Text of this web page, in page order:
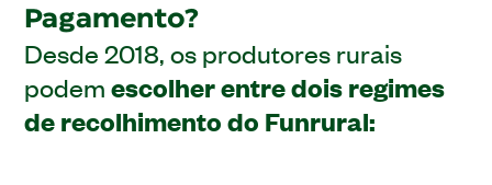
Pagamento?
Desde 2018, os produtores rurais
podemescolher entre dois regimes
de recolhimento do Funrural: